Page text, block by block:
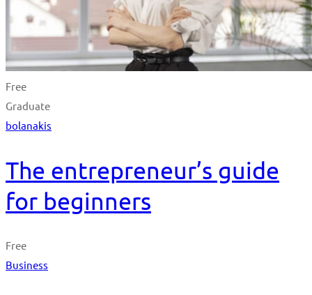
Free
Graduate
bolanakis
The entrepreneur’s guide
for beginners
Free
Business